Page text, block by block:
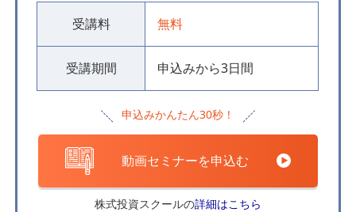
受講料 無料
受講期間 申込みから3日間
申込みかんたん30秒！
動画セミナーを申込む
株式投資スクールの詳細はこちら